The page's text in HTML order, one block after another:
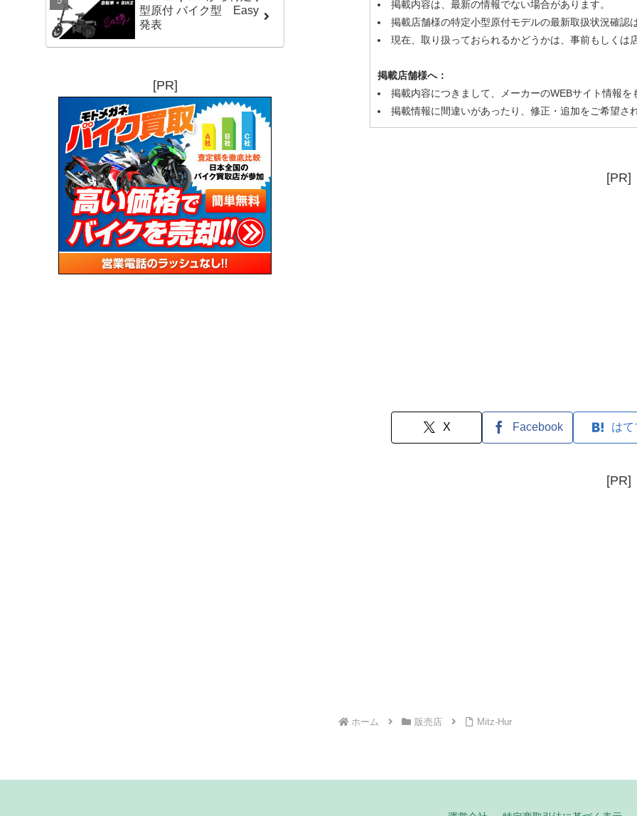
掲載内容は、最新の情報でない場合があります。
掲載店舗様の特定小型原付モデルの最新取扱状況確認
現在、取り扱っておられるかどうかは、事前もしくは
掲載店舗様へ：
掲載内容につきまして、メーカーのWEBサイト情報を
掲載情報に間違いがあったり、修正・追加をご希望さ
[PR]
X Facebook はて
[PR]
ホーム 販売店 Mitz-Hur
型原付 バイク型 Easy
発表
[PR]